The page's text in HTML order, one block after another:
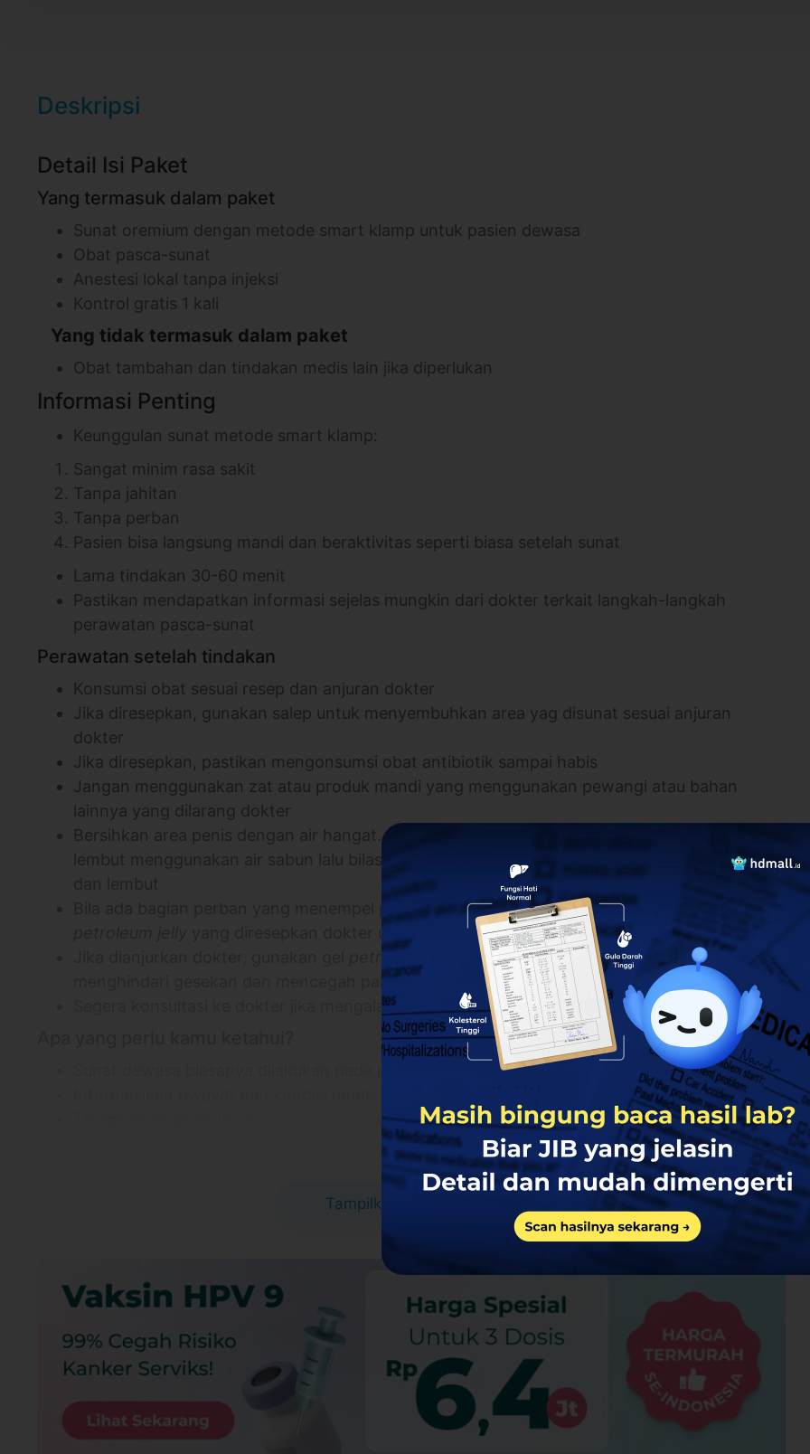
Deskripsi
Detail Isi Paket
Yang termasuk dalam paket
Sunat oremium dengan metode smart klamp untuk pasien dewasa
Obat pasca-sunat
Anestesi lokal tanpa injeksi
Kontrol gratis 1 kali
Yang tidak termasuk dalam paket
Obat tambahan dan tindakan medis lain jika diperlukan
Informasi Penting
Keunggulan sunat metode smart klamp:
Sangat minim rasa sakit
Tanpa jahitan
Tanpa perban
Pasien bisa langsung mandi dan beraktivitas seperti biasa setelah sunat
Lama tindakan 30-60 menit
Pastikan mendapatkan informasi sejelas mungkin dari dokter terkait langkah-langkah
perawatan pasca-sunat
Perawatan setelah tindakan
Konsumsi obat sesuai resep dan anjuran dokter
Jika diresepkan, gunakan salep untuk menyembuhkan area yag disunat sesuai anjuran
dokter
Jika diresepkan, pastikan mengonsumsi obat antibiotik sampai habis
Jangan menggunakan zat atau produk mandi yang menggunakan pewangi atau bahan
lainnya yang dilarang dokter
Bersihkan area penis dengan air hangat. Jika ada kotoran yang masuk ke penis, seka dengan
lembut menggunakan air sabun lalu bilas sampai bersih dan keringkan dengan handuk bersih
Bila ada bagian perban yang menempel pada luka, basuh dengan air hangat atau oleskan gel
yang diresepkan dokter untuk membantu melepaskannya
petroleum jelly
setiap mengganti celana untuk
menghindari gesekan dan mencegah pakaian menempel pada luka
Segera konsultasi ke dokter jika mengalami efek samping mengganggu
Sunat dewasa biasanya dilakukan pada pasien berusia mulai dari 14 tahun
Terapkan langkah-langkah perawatan setelah sunat dewasa sesuai rekomendasi dokter
Memiliki penis yang berukuran kecil (mikropenis)
Menderita hipospadia dan epispadia, yaitu kelainan posisi saluran dan lubang kencing pada
Memiliki kelamin ganda (ambiguous genitalia)
Menderita gangguan pembekuan darah
Efek samping sunat dewasa yang mungkin terjadi
Nyeri atau iritasi pada penis
Infeksi
Gangguan saluran kemih
Meatitis (radang pembukaan penis)
Tampilkan lebih banyak